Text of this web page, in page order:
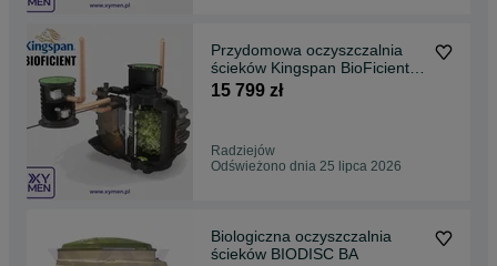
Przydomowa oczyszczalnia
ścieków Kingspan BioFicient 6
drenaż GRATIS
15 799 zł
Radziejów
Odświeżono dnia 25 lipca 2026
Biologiczna oczyszczalnia
ścieków BIODISC BA